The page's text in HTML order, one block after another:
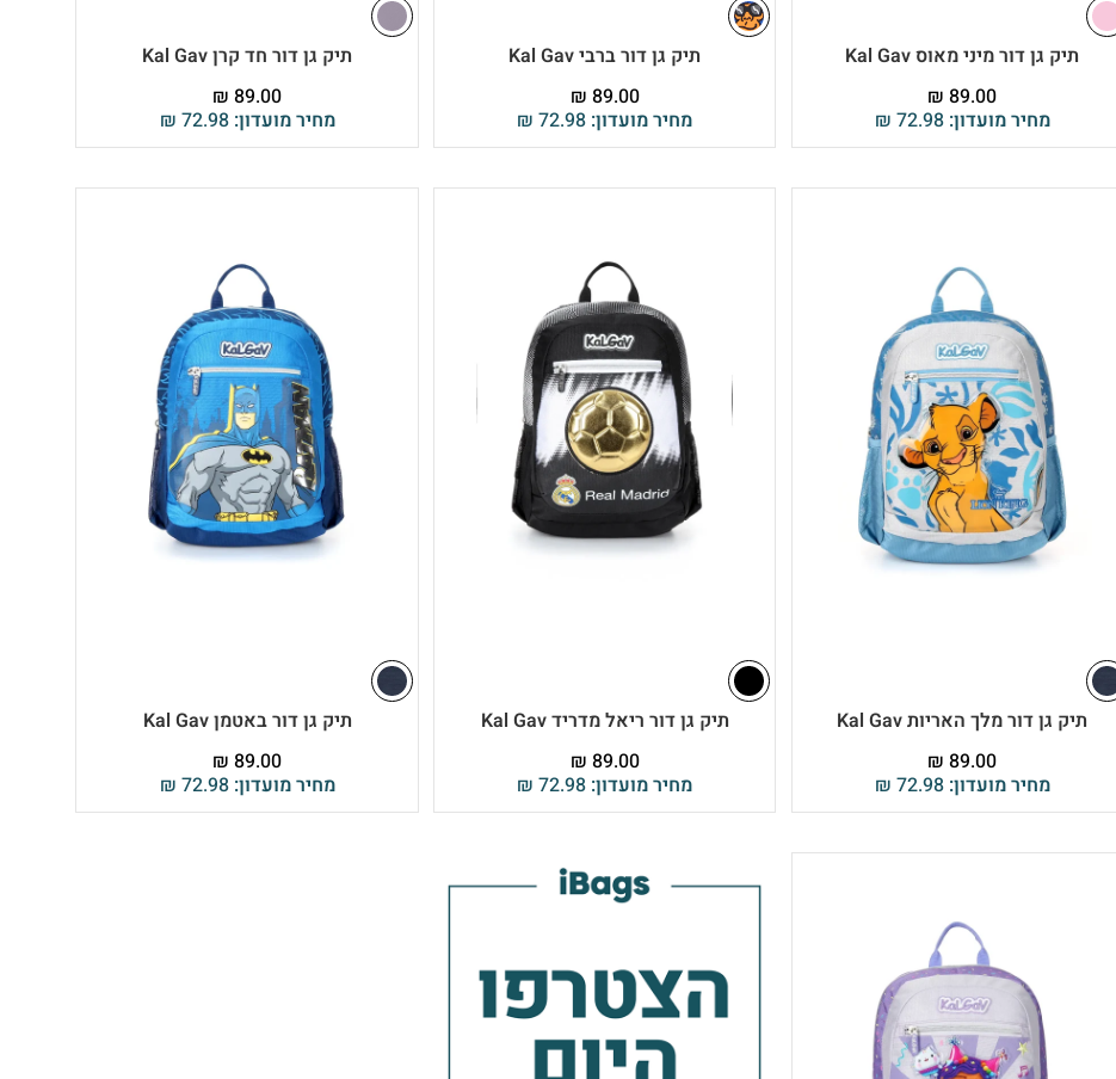
תיק גן דור מיני מאוס Kal Gav
מחיר מועדון: ₪ 72.98
₪ 89.00
תיק גן דור ברבי Kal Gav
מחיר מועדון: ₪ 72.98
₪ 89.00
תיק גן דור חד קרן Kal Gav
מחיר מועדון: ₪ 72.98
₪ 89.00
תיק גן דור מלך האריות Kal Gav
מחיר מועדון: ₪ 72.98
₪ 89.00
תיק גן דור ריאל מדריד Kal Gav
מחיר מועדון: ₪ 72.98
₪ 89.00
תיק גן דור באטמן Kal Gav
מחיר מועדון: ₪ 72.98
₪ 89.00